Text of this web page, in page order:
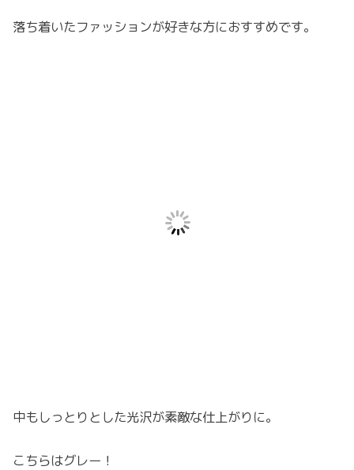
落ち着いたファッションが好きな方におすすめです。
中もしっとりとした光沢が素敵な仕上がりに。
こちらはグレー！